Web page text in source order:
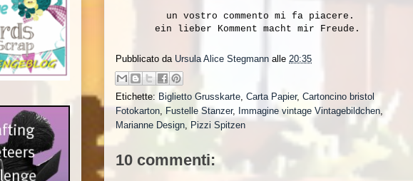
un vostro commento mi fa piacere.
ein lieber Komment macht mir Freude.
Pubblicato da Ursula Alice Stegmann alle 20:35
Etichette: Biglietto Grusskarte Carta Papier, Cartoncino bristol
Fotokarton Fustelle Stanzer, Immagine vintage Vintagebildchen
Marianne Design Pizzi Spitzen
10 commenti: